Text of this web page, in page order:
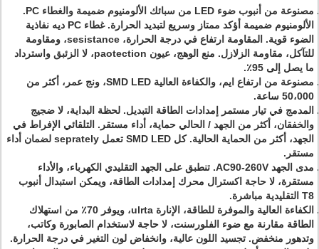
مصنوعة من أنبوب ضوء LED من سبائك الألومنيوم ضميمة والغطاء PC.
الألومنيوم ضميمة أؤكد ممتاز وسريع لتبديد الحرارة.
غطاء PC ديه نفاذية
الضوء قوية.
المقاومة ارتفاع في درجة الحرارة، sesistance، ومقاومة
للتآكل، مقاومة الزلازل.
منع الوهج، عيون paotection، لا الزئبق واسترداد
ما يصل إلى 95٪.
مصنوعة من ارتفاع ايم، والكفاءة العالية SMD LED، ونج عمر، أكثر من
50،000 ساعة.
المدمج في تيار مستمر إمدادات الطاقة التبديل. لحظة البداية، لا ضجيج
والخفقان، أكثر من الجهد / الحالي حماية، أداء مستقر. التلقائي الإفراط في
الجهد، أكثر من الحماية الحالية.
كل SMD LED تعمل seprately لضمان أداء
مستقر.
مدى الجهد AC90-260V.
تنطبق على الجهد التقليدي الكهرباء، والأداء
مستقرة، لا حاجة اكسترال محرك إمدادات الطاقة، ويمكن استبدال أنبوب
T8 التقليدية مباشرة.
الكفاءة العالية والموفرة للطاقة، الإنارة ulrta، ويوفر 70٪ من استهلاك
الطاقة مقارنة مع ضوء الفلورسنت، لا حاجة لاستخدام الصابورة وكاتب،
وتدهور منخفض. تجسيد اللون عالية، وانخفاض لون التغير في درجة الحرارة.